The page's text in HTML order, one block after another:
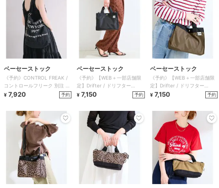
ベーセーストック
《予約》CONTROL FREAK /
コントロールフリーク 別注 ウ
ォッシュドロゴトート
¥ 7,920 予約
ベーセーストック
《予約》【WEB＋一部店舗限
定】Drifter / ドリフター
FAIRPORT MEDIUM TO
¥ 7,150 予約
ベーセーストック
《予約》【WEB＋一部店舗限
定】Drifter / ドリフター
FAIRPORT MEDIUM TO
¥ 7,150 予約